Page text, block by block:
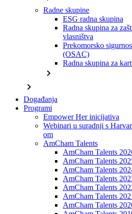
Radne skupine
ESG radna skupina
Radna skupina za
vlasništva
Prekomorsko
(OSAC)
Radna skupina za
chevron_right
chevron_right
Događanja
Programi
Empower Her inicijativa
Webinari u suradnji s
om
AmCham Talents
AmCham Talents
AmCham Talents
AmCham Talents
AmCham Talents
AmCham Talents
AmCham Talents
AmCham Talents